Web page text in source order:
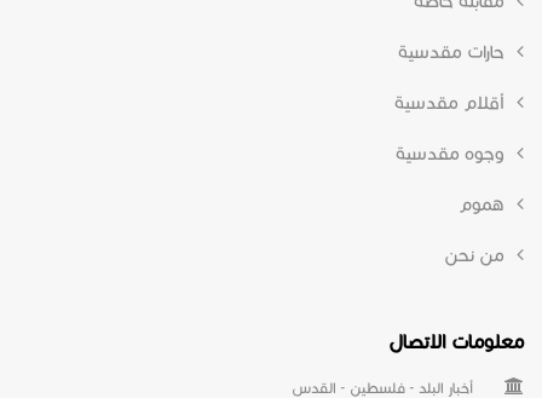
حارات مقدسية
أقلام مقدسية
وجوه مقدسية
هموم
من نحن
معلومات الاتصال
أخبار البلد - فلسطين - القدس